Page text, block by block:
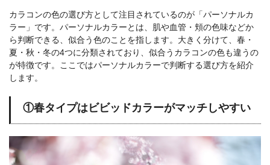
カラコンの色の選び方として注目されているのが「パーソナルカ
ラー」です。パーソナルカラーとは、肌や血管・頬の色味などか
ら判断できる、似合う色のことを指します。大きく分けて、春・
夏・秋・冬の4つに分類されており、似合うカラコンの色も違うの
が特徴です。ここではパーソナルカラーで判断する選び方を紹介
します。
①春タイプはビビッドカラーがマッチしやすい